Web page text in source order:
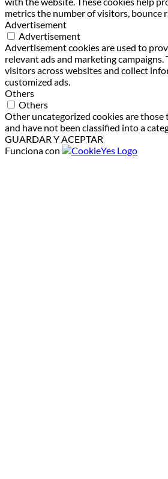
metrics the number of visitors, bounce
Advertisement
Advertisement
Advertisement cookies are used to
relevant ads and marketing campaigns.
visitors across websites and collect
customized ads.
Others
Others
Other uncategorized cookies are those
and have not been classified into a
GUARDAR Y ACEPTAR
Funciona con